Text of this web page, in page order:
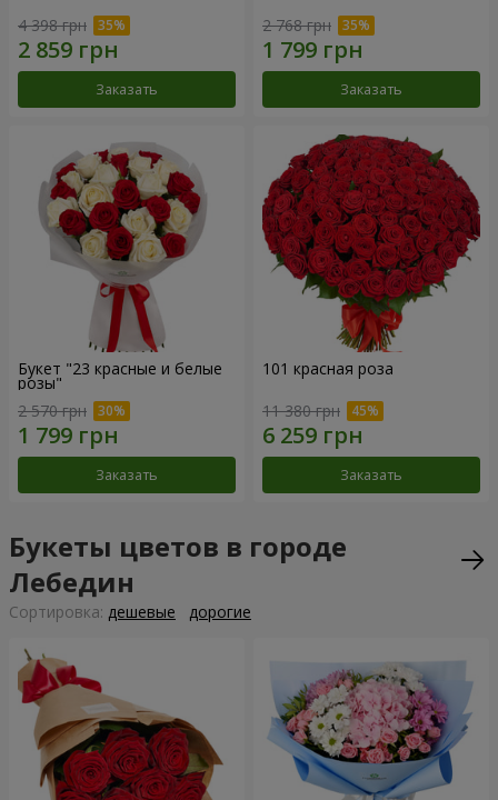
4 398 грн
Заказать
2 768 грн
Заказать
Букет "23 красные и белые
розы"
2 570 грн
Заказать
101 красная роза
11 380 грн
Заказать
Букеты цветов в городе
Лебедин
Cортировка: дешевые дорогие